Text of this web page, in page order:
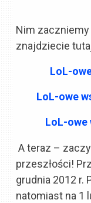
Nim
znajdziecie
LoL-
LoL-owe
LoL-owe
A teraz –
przeszłości!
grudnia 2012 r.
natomiast na 1